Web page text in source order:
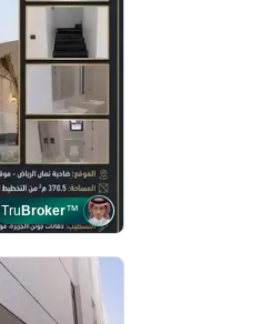
TruBroker™